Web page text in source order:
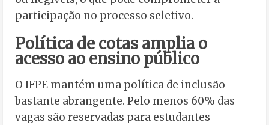
participação no processo seletivo.
Política de cotas amplia o
acesso ao ensino público
O IFPE mantém uma política de inclusão
bastante abrangente. Pelo menos 60% das
vagas são reservadas para estudantes